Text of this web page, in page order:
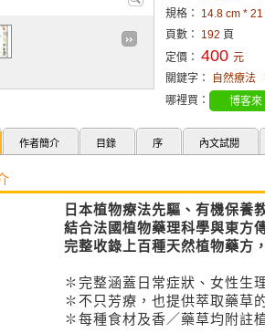
規格： 14.8 cm *
頁數： 192 頁
定價： 400 元
關鍵字：
自然療法
哪裡買：
博客來
作者簡介 目錄 序 內文試閱
日本植物療法先驅、有機保養
結合法國植物藥理科學與東方
完整收錄上百種天然植物藥方
✽完整涵蓋日常症狀、女性生
✽不只芳療，也提供萃取藥草
✽每種食材及香／藥草均附註